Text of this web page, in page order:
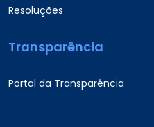
Resoluções
Transparência
Portal da Transparência